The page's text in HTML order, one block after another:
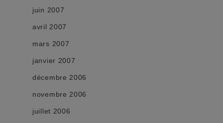
juin 2007
avril 2007
mars 2007
janvier 2007
décembre 2006
novembre 2006
juillet 2006